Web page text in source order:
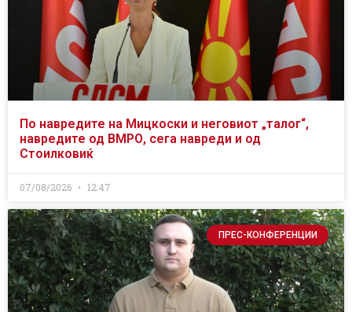
По навредите на Мицкоски и неговиот „талог“,
навредите од ВМРО, сега навреди и од
Стоилковиќ
07/08/2026 12:47
ПРЕС-КОНФЕРЕНЦИИ